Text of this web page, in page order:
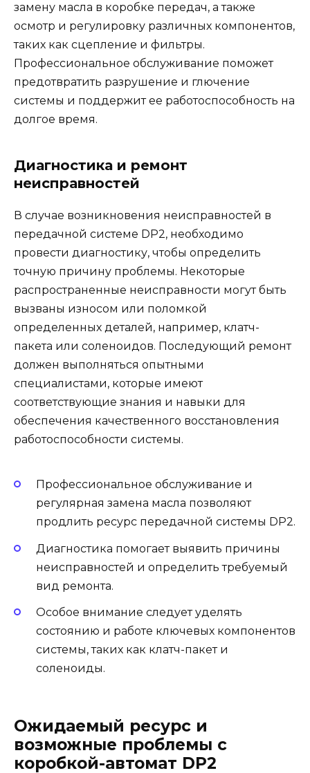
замену масла в коробке передач, а также
осмотр и регулировку различных компонентов,
таких как сцепление и фильтры.
Профессиональное обслуживание поможет
предотвратить разрушение и глючение
системы и поддержит ее работоспособность на
долгое время.
Диагностика и ремонт
неисправностей
В случае возникновения неисправностей в
передачной системе DP2, необходимо
провести диагностику, чтобы определить
точную причину проблемы. Некоторые
распространенные неисправности могут быть
вызваны износом или поломкой
определенных деталей, например, клатч-
пакета или соленоидов. Последующий ремонт
должен выполняться опытными
специалистами, которые имеют
соответствующие знания и навыки для
обеспечения качественного восстановления
работоспособности системы.
Профессиональное обслуживание и
регулярная замена масла позволяют
продлить ресурс передачной системы DP2.
Диагностика помогает выявить причины
неисправностей и определить требуемый
вид ремонта.
Особое внимание следует уделять
состоянию и работе ключевых компонентов
системы, таких как клатч-пакет и
соленоиды.
Ожидаемый ресурс и
возможные проблемы с
коробкой-автомат DP2